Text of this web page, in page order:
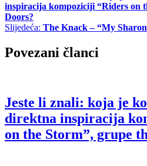
inspiracija kompoziciji “Riders on
Doors?
Slijedeća: The Knack – “My
Povezani članci
Jeste li znali: koja je
direktna inspiracija
on the Storm”, grupe